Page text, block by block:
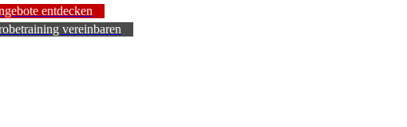
entdecken
vereinbaren